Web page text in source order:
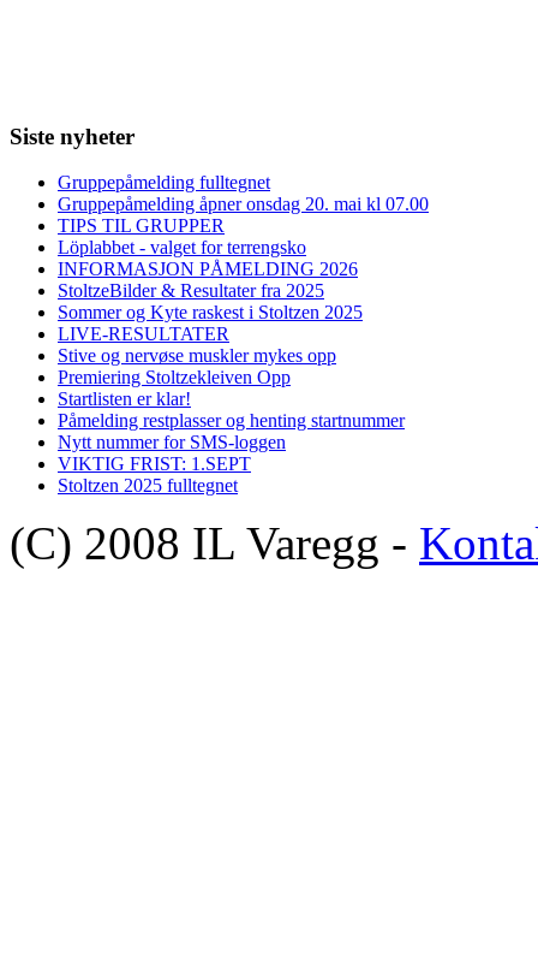
Siste nyheter
Gruppepåmelding fulltegnet
Gruppepåmelding åpner onsdag 20. mai kl 07.00
TIPS TIL GRUPPER
Löplabbet - valget for terrengsko
INFORMASJON PÅMELDING 2026
StoltzeBilder & Resultater fra 2025
Sommer og Kyte raskest i Stoltzen 2025
LIVE-RESULTATER
Stive og nervøse muskler mykes opp
Premiering Stoltzekleiven Opp
Startlisten er klar!
Påmelding restplasser og henting startnummer
Nytt nummer for SMS-loggen
VIKTIG FRIST: 1.SEPT
Stoltzen 2025 fulltegnet
(C) 2008 IL Varegg -